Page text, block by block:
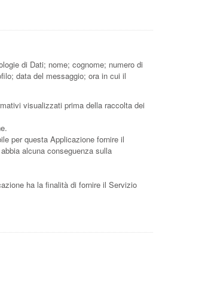
di Dati; nome; cognome; numero di
data del messaggio; ora in cui il
visualizzati prima della raccolta dei
per questa Applicazione fornire il
alcuna conseguenza sulla
ha la finalità di fornire il Servizio